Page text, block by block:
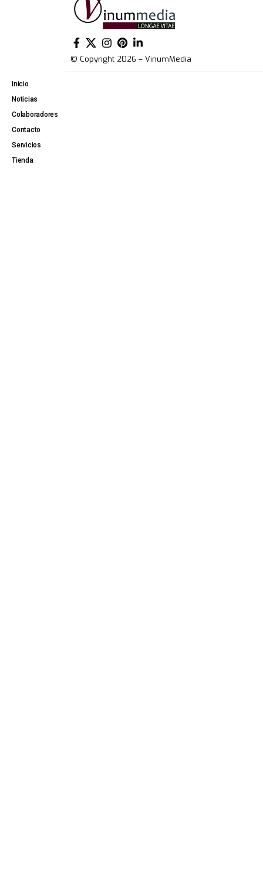
© Copyright 2026 – VinumMedia
Inicio
Noticias
Colaboradores
Contacto
Servicios
Tienda